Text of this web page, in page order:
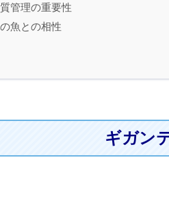
管理の重要性
魚との相性
ギガン